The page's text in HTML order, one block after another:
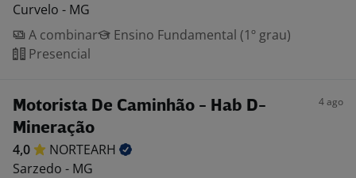
Curvelo - MG
A combinar
Ensino Fundamental (1º grau)
Presencial
Motorista De Caminhão - Hab D-
Mineração
4 ago
4,0
NORTEARH
Sarzedo - MG